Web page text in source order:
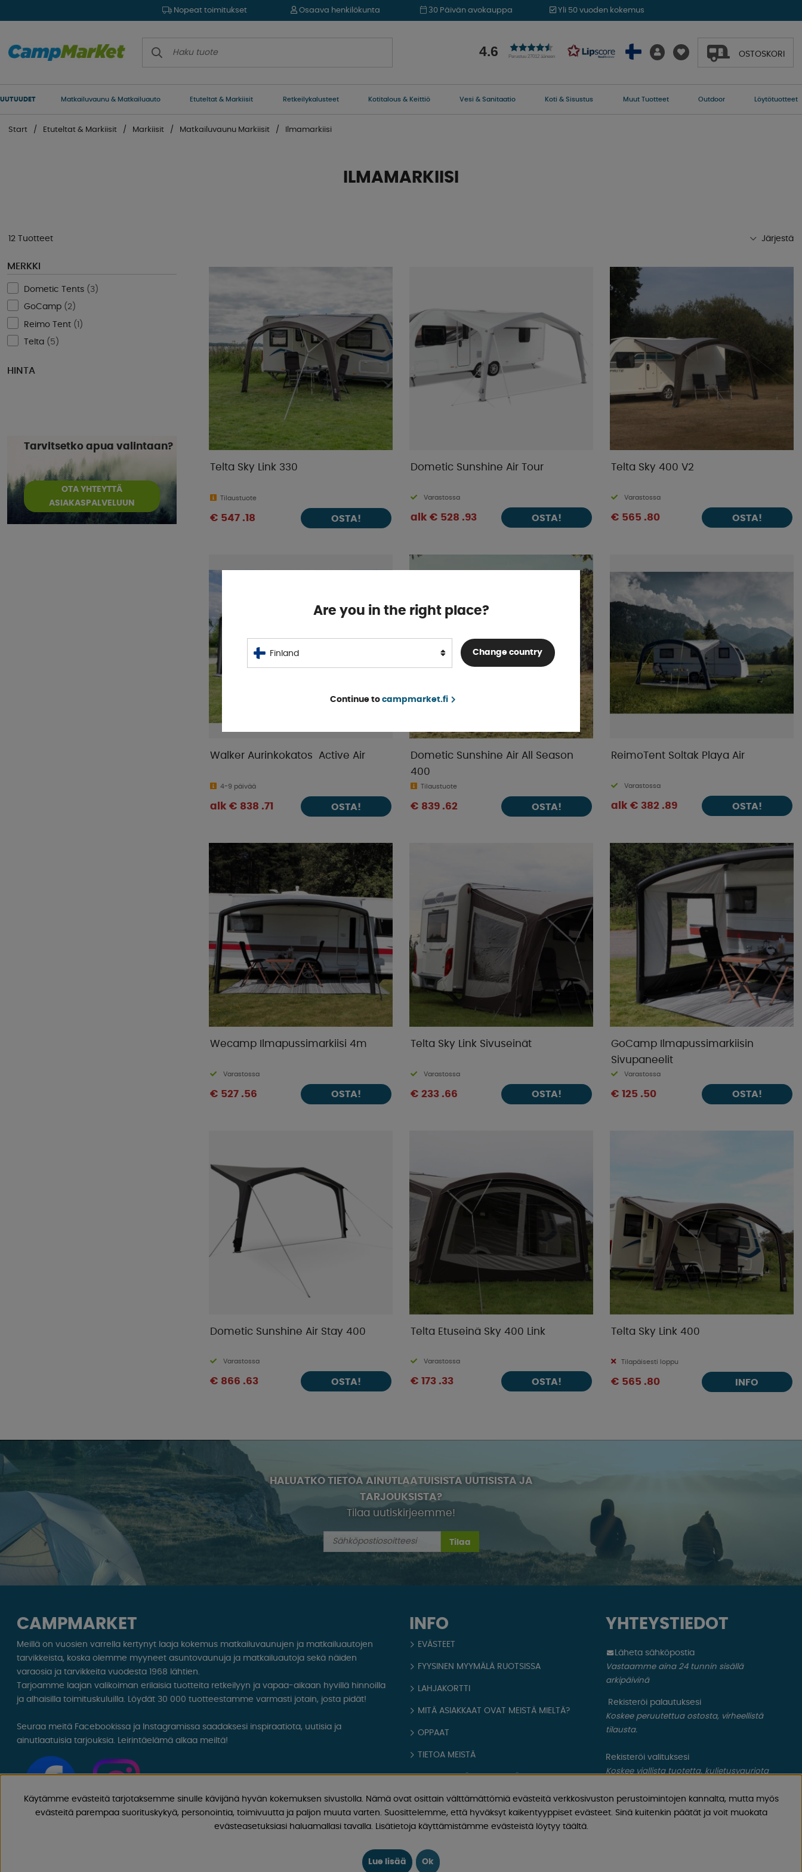
Nopeat toimitukset Osaava henkilökunta 30 Päivän avokauppa Yli 50 vuoden kokemus
4.6 Perustuu 27012 ääneen OSTOSKORI
UUTUUDET Matkailuvaunu & Matkailuauto Etuteltat & Markiisit Retkeilykalusteet Kotitalous & Keittiö Vesi & Sanitaatio Koti & Sisustus Muut Tuotteet Outdoor Löytötuotteet
Start Etuteltat & Markiisit Markiisit Matkailuvaunu Markiisit Ilmamarkiisi
ILMAMARKIISI
Järjestä
Suosituimmat
Nimet A-Ö
Nimet Ö-A
Korkein hinta
Julkistamispäivä
12 Tuotteet
MERKKI
Dometic Tents ( 3)
GoCamp ( 2)
Reimo Tent (1 )
Telta ( 5 )
HINTA
Tarvitsetko apua valintaan?
OTA YHTEYTTÄ
ASIAKASPALVELUUN
Telta Sky Link 330
Tilaustuote
€ 547 .18 OSTA!
Dometic Sunshine Air Tour
Varastossa
alk € 528 .93 OSTA!
Telta Sky 400 V2
Varastossa
€ 565 .80 OSTA!
Walker Aurinkokatos Active Air
4-9 päivää
alk € 838 .71 OSTA!
Dometic Sunshine Air All Season
400
Tilaustuote
€ 839 .62 OSTA!
ReimoTent Soltak Playa Air
Varastossa
alk € 382 .89 OSTA!
Wecamp Ilmapussimarkiisi 4m
Varastossa
€ 527 .56 OSTA!
Telta Sky Link Sivuseinät
Varastossa
€ 233 .66 OSTA!
GoCamp Ilmapussimarkiisin
Sivupaneelit
Varastossa
€ 125 .50 OSTA!
Dometic Sunshine Air Stay 400
Varastossa
€ 866 .63 OSTA!
Telta Etuseinä Sky 400 Link
Varastossa
€ 173 .33 OSTA!
Telta Sky Link 400
Tilapäisesti loppu
€ 565 .80 INFO
Are you in the right place?
Finland Change country
Continue to campmarket.fi
HALUATKO TIETOA AINUTLAATUISISTA UUTISISTA JA
TARJOUKSISTA?
Tilaa uutiskirjeemme!
Tilaa
INFO
EVÄSTEET
FYYSINEN MYYMÄLÄ RUOTSISSA
LAHJAKORTTI
MITÄ ASIAKKAAT OVAT MEISTÄ MIELTÄ?
OPPAAT
TIETOA MEISTÄ
FAQ - YLEISIÄ KYSYMYKSIÄ
OSTOEHDOT
Kirjaudu sisään
YHTEYSTIEDOT
Läheta sähköpostia
Vastaamme aina 24 tunnin sisällä
arkipäivinä
Rekisteröi palautuksesi
Koskee peruutettua ostosta, virheellistä
tilausta.
Rekisteröi valituksesi
Koskee viallista tuotetta, kuljetusvauriota
CAMPMARKET
Meillä on vuosien varrella kertynyt laaja kokemus matkailuvaunujen ja matkailuautojen
tarvikkeista, koska olemme myyneet asuntovaunuja ja matkailuautoja sekä näiden
varaosia ja tarvikkeita vuodesta 1968 lähtien.
Tarjoamme laajan valikoiman erilaisia ​​tuotteita retkeilyyn ja vapaa-aikaan hyvillä hinnoilla
ja alhaisilla toimituskuluilla. Löydät 30 000 tuotteestamme varmasti jotain, josta pidät!
Seuraa meitä Facebookissa ja Instagramissa saadaksesi inspiraatiota, uutisia ja
ainutlaatuisia tarjouksia. Leirintäelämä alkaa meiltä!
Käytämme evästeitä tarjotaksemme sinulle kävijänä hyvän kokemuksen sivustolla. Nämä ovat osittain välttämättömiä evästeitä verkkosivuston perustoimintojen kannalta, mutta myös
evästeitä parempaa suorituskykyä, personointia, toimivuutta ja paljon muuta varten. Suosittelemme, että hyväksyt kaikentyyppiset evästeet. Sinä kuitenkin päätät ja voit muokata
evästeasetuksiasi haluamallasi tavalla. Lisätietoja käyttämistämme evästeistä löytyy täältä.
Lue lisää Ok